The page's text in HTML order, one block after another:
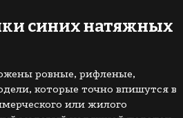
синих натяжных
ровные, рифленые,
которые точно впишутся в
или жилого